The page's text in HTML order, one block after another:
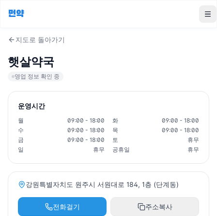
먼약
지도로 돌아가기
햇살약국
영업 정보 확인 중
운영시간
월 09:00 - 18:00 화
09:00 - 18:00
수
09:00 - 18:00 목
09:00 - 18:00
금
09:00 - 18:00 토
휴무
일
휴무 공휴일 휴무
강원특별자치도 원주시 서원대로 184, 1층 (단계동)
전화걸기 주소복사